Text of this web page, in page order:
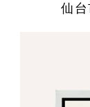
仙